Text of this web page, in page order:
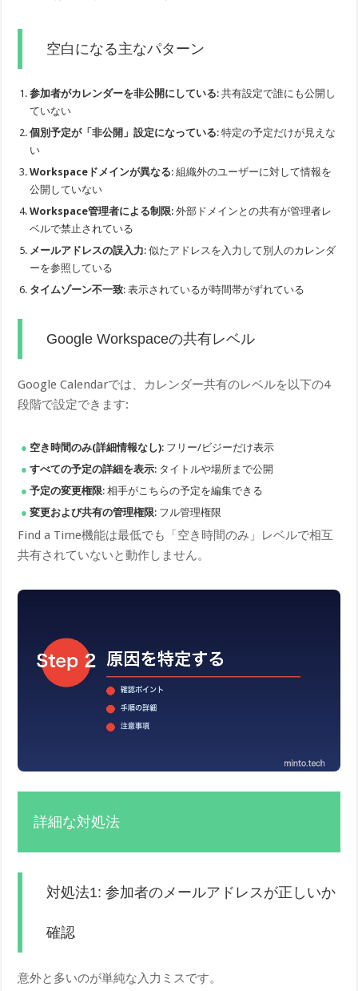
空白になる主なパターン
参加者がカレンダーを非公開にしている: 共有設定で誰にも公開し
ていない
個別予定が「非公開」設定になっている: 特定の予定だけが見えな
い
Workspaceドメインが異なる: 組織外のユーザーに対して情報を
公開していない
Workspace管理者による制限: 外部ドメインとの共有が管理者レ
ベルで禁止されている
メールアドレスの誤入力: 似たアドレスを入力して別人のカレンダ
ーを参照している
タイムゾーン不一致: 表示されているが時間帯がずれている
Google Workspaceの共有レベル
Google Calendarでは、カレンダー共有のレベルを以下の4
段階で設定できます:
空き時間のみ(詳細情報なし): フリー/ビジーだけ表示
すべての予定の詳細を表示: タイトルや場所まで公開
予定の変更権限: 相手がこちらの予定を編集できる
変更および共有の管理権限: フル管理権限
Find a Time機能は最低でも「空き時間のみ」レベルで相互
共有されていないと動作しません。
詳細な対処法
対処法1: 参加者のメールアドレスが正しいか
確認
意外と多いのが単純な入力ミスです。